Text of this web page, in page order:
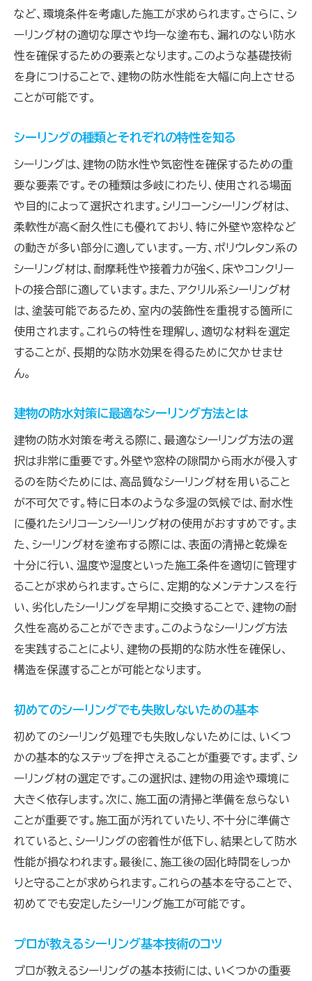
現場で役立つシーリング技術の紹介
応用技術で差がつくシーリング施工
プロが活用するシーリング応用技術の実例
シーリング技術を応用するためのポイント
術
実践で向上するシーリング技術のコツ
シーリングで成功するための学びの姿勢
プロが推奨するシーリング技術習得法
実践と学びを繰り返してシーリング技術を向
上
シーリング技術を向上させるための研修と実
践
シーリング処理で失敗しないための注意点
イント
失敗しないためのシーリング施工のチェック
リスト
シーリング処理でトラブルを未然に防ぐ方法
成功するシーリング処理のための予防策
プロが教えるシーリングの施工現場での工夫
施工現場で活かせるシーリングの工夫
プロのシーリング技術者が実践する現場のテ
クニック
実例で学ぶシーリング現場の優れた工夫
プロが教えるシーリング施工の現場ノウハウ
最新情報を取り入れることで進化するシーリング
技術
進化するシーリング技術を知るための情報源
最新技術を取り入れたシーリングの未来
シーリング技術のトレンドをキャッチする方法
プロが注目する最新のシーリング技術
進化するシーリング技術を現場で活かす方法
など、環境条件を考慮した施工が求められます。さらに、シ
ーリング材の適切な厚さや均一な塗布も、漏れのない防水
性を確保するための要素となります。このような基礎技術
を身につけることで、建物の防水性能を大幅に向上させる
ことが可能です。
シーリングの種類とそれぞれの特性を知る
シーリングは、建物の防水性や気密性を確保するための重
要な要素です。その種類は多岐にわたり、使用される場面
や目的によって選択されます。シリコーンシーリング材は、
柔軟性が高く耐久性にも優れており、特に外壁や窓枠など
の動きが多い部分に適しています。一方、ポリウレタン系の
シーリング材は、耐摩耗性や接着力が強く、床やコンクリー
トの接合部に適しています。また、アクリル系シーリング材
は、塗装可能であるため、室内の装飾性を重視する箇所に
使用されます。これらの特性を理解し、適切な材料を選定
することが、長期的な防水効果を得るために欠かせませ
ん。
建物の防水対策に最適なシーリング方法とは
建物の防水対策を考える際に、最適なシーリング方法の選
択は非常に重要です。外壁や窓枠の隙間から雨水が侵入す
るのを防ぐためには、高品質なシーリング材を用いること
が不可欠です。特に日本のような多湿の気候では、耐水性
に優れたシリコーンシーリング材の使用がおすすめです。ま
た、シーリング材を塗布する際には、表面の清掃と乾燥を
十分に行い、温度や湿度といった施工条件を適切に管理す
ることが求められます。さらに、定期的なメンテナンスを行
い、劣化したシーリングを早期に交換することで、建物の耐
久性を高めることができます。このようなシーリング方法
を実践することにより、建物の長期的な防水性を確保し、
構造を保護することが可能となります。
初めてのシーリングでも失敗しないための基本
初めてのシーリング処理でも失敗しないためには、いくつ
かの基本的なステップを押さえることが重要です。まず、シ
ーリング材の選定です。この選択は、建物の用途や環境に
大きく依存します。次に、施工面の清掃と準備を怠らない
ことが重要です。施工面が汚れていたり、不十分に準備さ
れていると、シーリングの密着性が低下し、結果として防水
性能が損なわれます。最後に、施工後の固化時間をしっか
りと守ることが求められます。これらの基本を守ることで、
初めてでも安定したシーリング施工が可能です。
プロが教えるシーリング基本技術のコツ
プロが教えるシーリングの基本技術には、いくつかの重要